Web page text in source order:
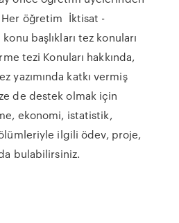
öğretim İktisat -
başlıkları tez konuları
tezi Konuları hakkında,
yazımında katkı vermiş
de destek olmak için
ekonomi, istatistik,
ilgili ödev, proje,
bulabilirsiniz.